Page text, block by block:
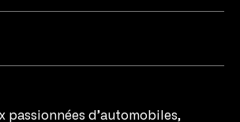
passionnées d’automobiles,